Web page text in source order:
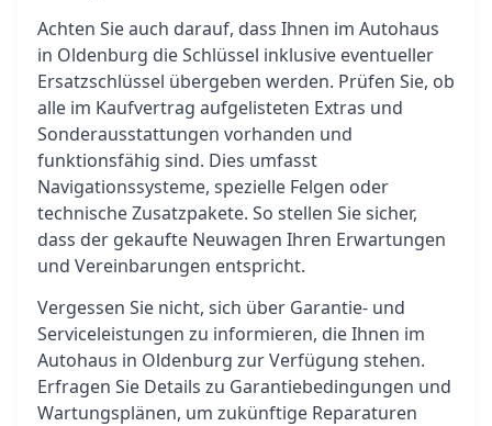
Achten Sie auch darauf, dass Ihnen im Autohaus
in Oldenburg die Schlüssel inklusive eventueller
Ersatzschlüssel übergeben werden. Prüfen Sie, ob
alle im Kaufvertrag aufgelisteten Extras und
Sonderausstattungen vorhanden und
funktionsfähig sind. Dies umfasst
Navigationssysteme, spezielle Felgen oder
technische Zusatzpakete. So stellen Sie sicher,
dass der gekaufte Neuwagen Ihren Erwartungen
und Vereinbarungen entspricht.
Vergessen Sie nicht, sich über Garantie- und
Serviceleistungen zu informieren, die Ihnen im
Autohaus in Oldenburg zur Verfügung stehen.
Erfragen Sie Details zu Garantiebedingungen und
Wartungsplänen, um zukünftige Reparaturen